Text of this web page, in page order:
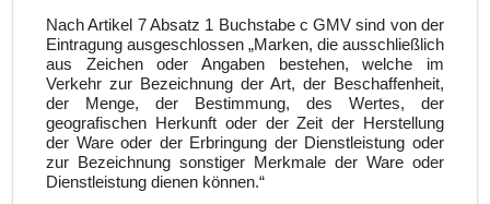
Nach Artikel 7 Absatz 1 Buchstabe c GMV sind von der
Eintragung ausgeschlossen „Marken, die ausschließlich
aus Zeichen oder Angaben bestehen, welche im
Verkehr zur Bezeichnung der Art, der Beschaffenheit,
der Menge, der Bestimmung, des Wertes, der
geografischen Herkunft oder der Zeit der Herstellung
der Ware oder der Erbringung der Dienstleistung oder
zur Bezeichnung sonstiger Merkmale der Ware oder
Dienstleistung dienen können.“